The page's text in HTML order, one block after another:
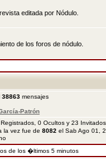
editada por Nódulo.
de los foros de nódulo.
38863 mensajes
Patrón
0 Ocultos y 23
la vez fue de 8082 el Sab Ago 01,
de los �ltimos 5 minutos